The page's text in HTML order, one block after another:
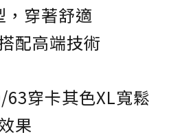
，穿著舒適
配高端技術
63穿卡其色XL寬鬆
果